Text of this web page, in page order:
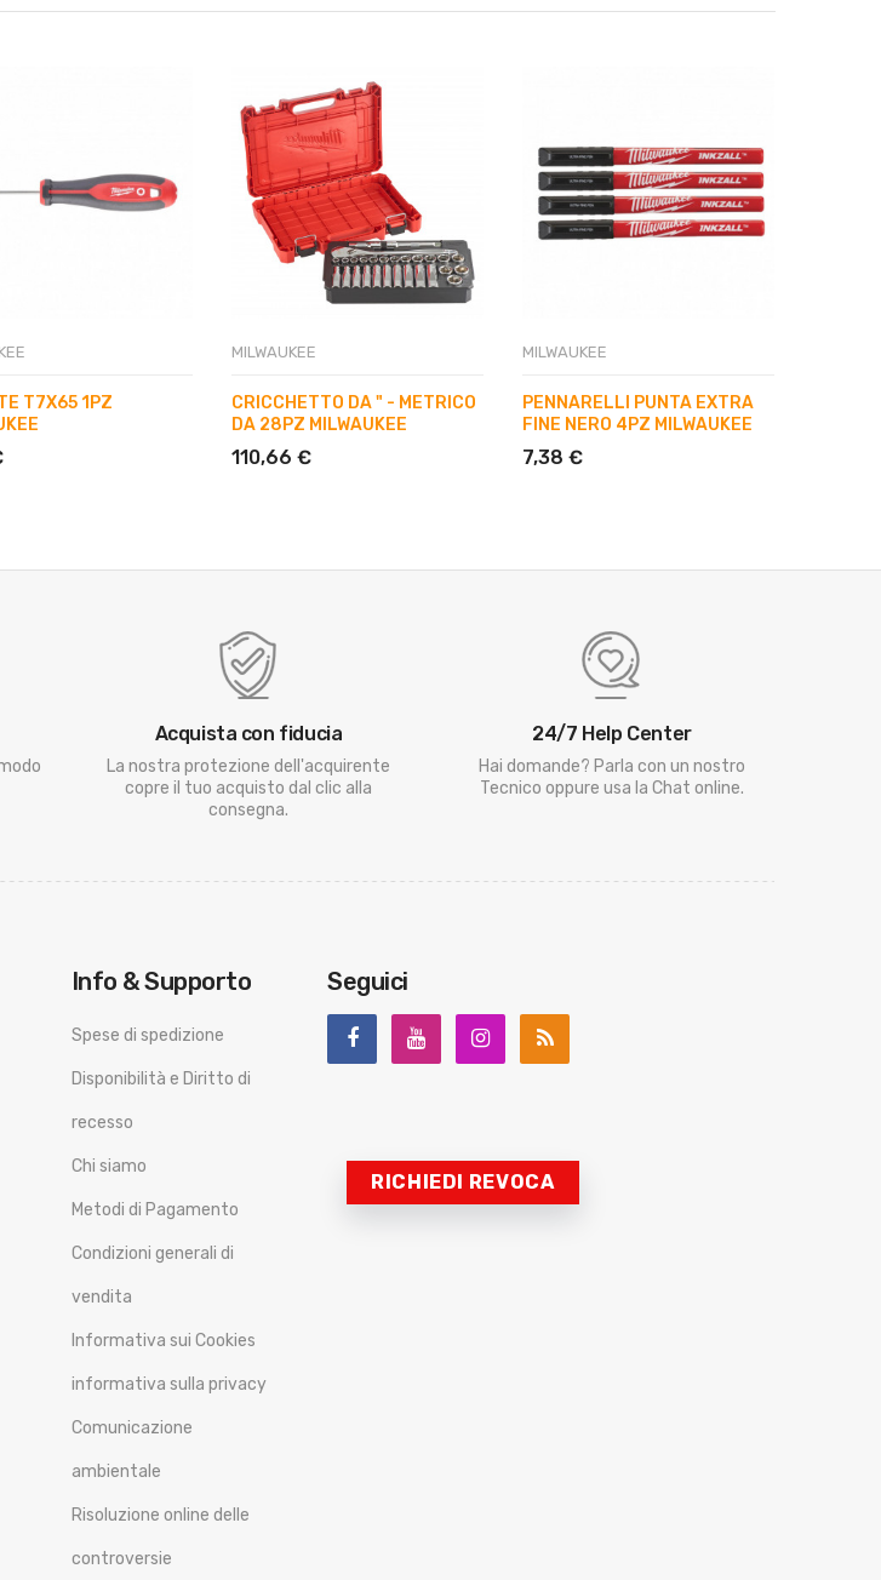
T7X65 1PZ
MILWAUKEE
CRICCHETTO DA " - METRICO
DA 28PZ MILWAUKEE
110,66 €
MILWAUKEE
PENNARELLI PUNTA EXTRA
FINE NERO 4PZ MILWAUKEE
7,38 €
Acquista con fiducia
La nostra protezione dell'acquirente
copre il tuo acquisto dal clic alla
consegna.
24/7 Help Center
Hai domande? Parla con un nostro
Tecnico oppure usa la Chat online.
Info & Supporto
Spese di spedizione
Disponibilità e Diritto di
recesso
Chi siamo
Metodi di Pagamento
Condizioni generali di
vendita
Informativa sui Cookies
informativa sulla privacy
Comunicazione
ambientale
Risoluzione online delle
controversie
Seguici
RICHIEDI REVOCA